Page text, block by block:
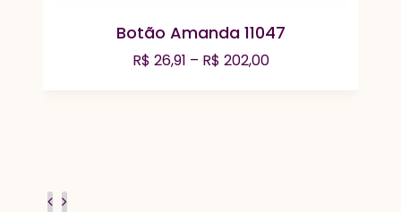
Botão Amanda 11047
R$ 26,91 – R$ 202,00Faixa